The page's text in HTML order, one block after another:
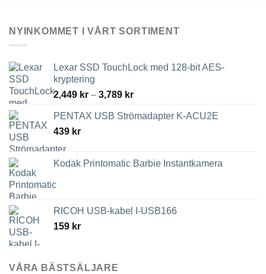
NYINKOMMET I VÅRT SORTIMENT
Lexar SSD TouchLock med 128-bit AES-
kryptering
2,449 kr – 3,789 krPrisintervall:
till
PENTAX USB Strömadapter K-ACU2E
439 kr
Kodak Printomatic Barbie Instantkamera
RICOH USB-kabel I-USB166
159 kr
VÅRA BÄSTSÄLJARE